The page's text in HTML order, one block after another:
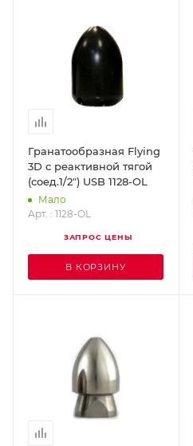
Гранатообразная Flying
3D с реактивной тягой
(соед.1/2") USB 1128-OL
Мало
Арт. : 1128-OL
ЗАПРОС ЦЕНЫ
В КОРЗИНУ